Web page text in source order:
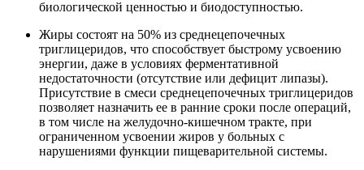
биологической ценностью и биодоступностью.
Жиры состоят на 50% из среднецепочечных
триглицеридов, что способствует быстрому усвоению
энергии, даже в условиях ферментативной
недостаточности (отсутствие или дефицит липазы).
Присутствие в смеси среднецепочечных триглицеридов
позволяет назначить ее в ранние сроки после операций,
в том числе на желудочно-кишечном тракте, при
ограниченном усвоении жиров у больных с
нарушениями функции пищеварительной системы.